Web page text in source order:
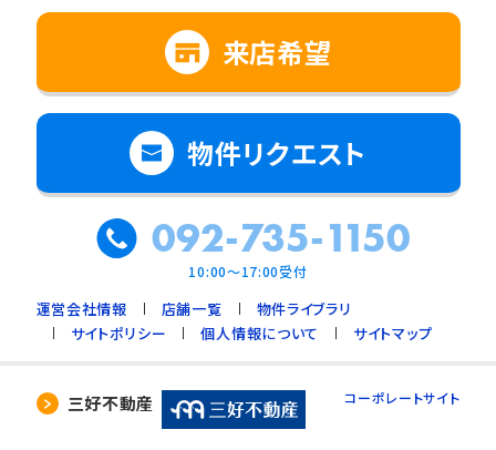
3. 利用目的の範囲内で個人情報の取扱いの
全部又は一部を委託する場合
4. 人の生命、身体又は財産の保護のために必
要で、ご本人の同意を得ることが難しいとき
5. 公衆衛生の向上、児童の健全な育成のため
に必要で、ご本人の同意を得ることが難しいと
き
6. 国や地方公共団体などに協力する場合で、
ご本人の同意を得ることによって支障を及ぼす
おそれがあるとき
7. 合併又は譲渡などの事由による事業の承継
に伴って個人情報を提供する場合で、承継前の
4. 個人情報の外部委託
来店希望
物件リクエスト
092-735-1150
10:00～17:00受付
運営会社情報 店舗一覧
物件ライブラリ
サイトポリシー
個人情報について サイトマップ
三好不動産 コーポレートサイト